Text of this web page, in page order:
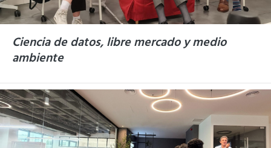
Ciencia de datos, libre mercado y medio
ambiente